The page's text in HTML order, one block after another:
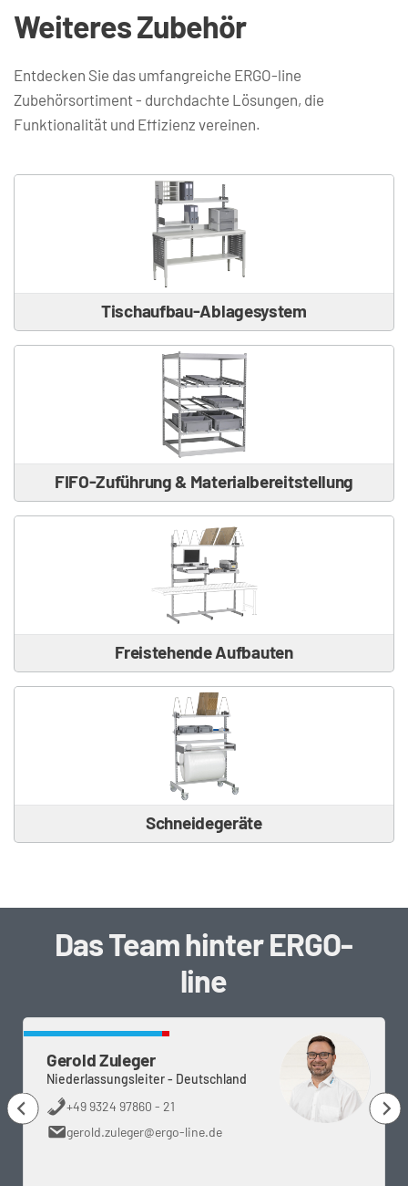
Weiteres Zubehör
Entdecken Sie das umfangreiche ERGO-line
Zubehörsortiment - durchdachte Lösungen, die
Funktionalität und Effizienz vereinen.
Tischaufbau-Ablagesystem
FIFO-Zuführung & Materialbereitstellung
Freistehende Aufbauten
Schneidegeräte
Das Team hinter ERGO-
line
Gerold Zuleger
Niederlassungsleiter - Deutschland
+49 9324 97860 - 21
gerold.zuleger@ergo-line.de